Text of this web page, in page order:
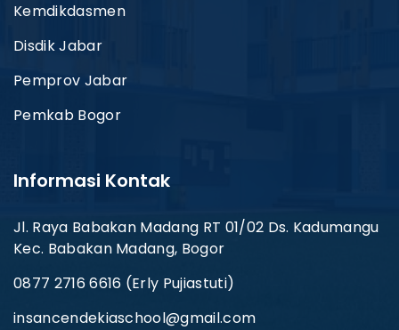
Kemdikdasmen
Disdik Jabar
Pemprov Jabar
Pemkab Bogor
Informasi Kontak
Jl. Raya Babakan Madang RT 01/02 Ds. Kadumangu
Kec. Babakan Madang, Bogor
0877 2716 6616 (Erly Pujiastuti)
insancendekiaschool@gmail.com